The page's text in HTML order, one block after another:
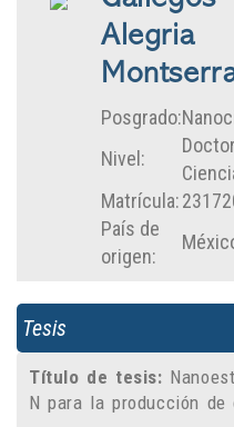
Alegria
Posgrado:
Nivel:
Matrícula:
País de
origen:
Tesis
Título de tesis:
N para la producción